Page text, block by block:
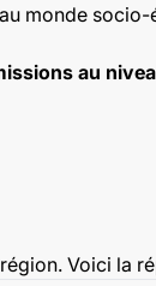
monde
au
Voici la